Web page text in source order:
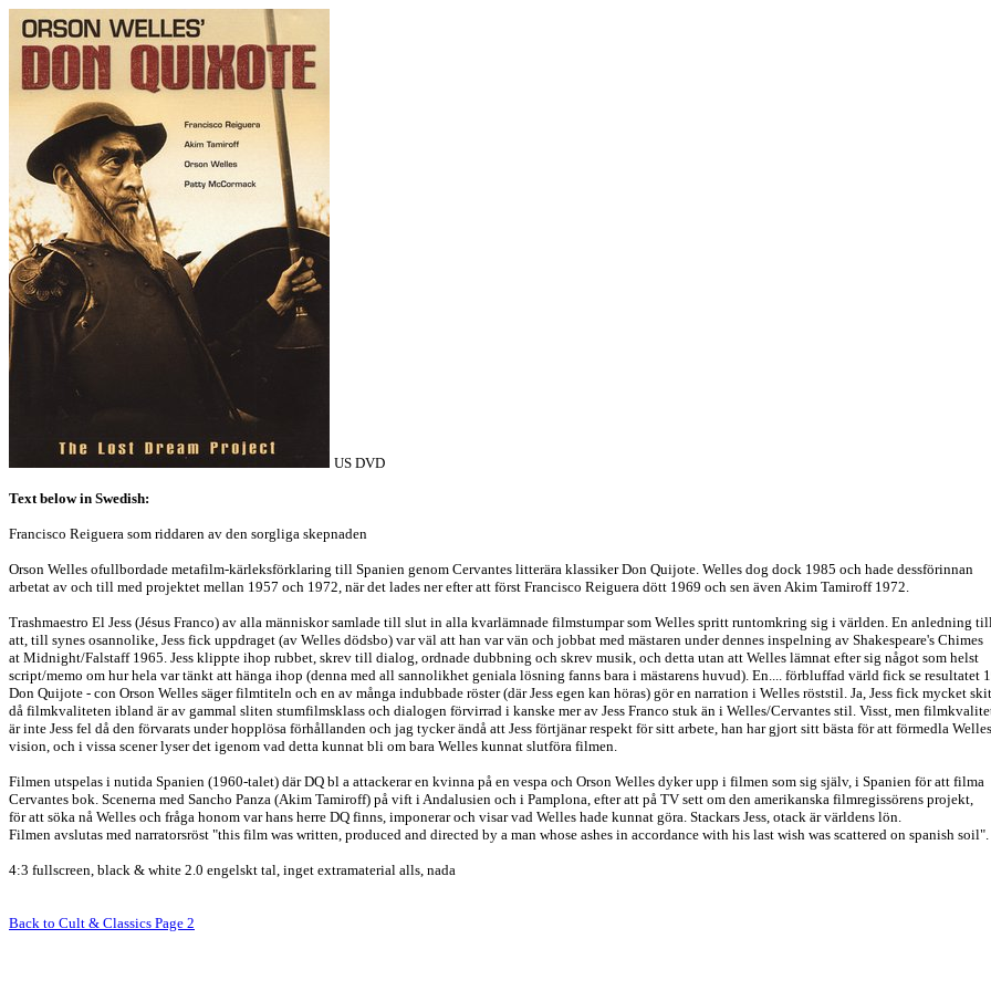
US DVD
Text below in Swedish:
Francisco Reiguera som riddaren av den sorgliga skepnaden
Orson Welles ofullbordade metafilm-kärleksförklaring till Spanien genom Cervantes litterära klassiker Don Quijote. Welles dog dock 1985 och hade dessförinnan
arbetat av och till med projektet mellan 1957 och 1972, när det lades ner efter att först Francisco Reiguera dött 1969 och sen även Akim Tamiroff 1972.
Trashmaestro El Jess (Jésus Franco) av alla människor samlade till slut in alla kvarlämnade filmstumpar som Welles spritt runtomkring sig i världen. En anledning
att, till synes osannolike, Jess fick uppdraget (av Welles dödsbo) var väl att han var vän och jobbat med mästaren under dennes inspelning av Shakespeare's Chimes
at Midnight/Falstaff 1965. Jess klippte ihop rubbet, skrev till dialog, ordnade dubbning och skrev musik, och detta utan att Welles lämnat efter sig något som helst
script/memo om hur hela var tänkt att hänga ihop (denna med all sannolikhet geniala lösning fanns bara i mästarens huvud). En.... förbluffad värld fick se resultatet
Don Quijote - con Orson Welles säger filmtiteln och en av många indubbade röster (där Jess egen kan höras) gör en narration i Welles röststil. Ja, Jess fick mycket skit
då filmkvaliteten ibland är av gammal sliten stumfilmsklass och dialogen förvirrad i kanske mer av Jess Franco stuk än i Welles/Cervantes stil. Visst, men
är inte Jess fel då den förvarats under hopplösa förhållanden och jag tycker ändå att Jess förtjänar respekt för sitt arbete, han har gjort sitt bästa för att förmedla Welles
vision, och i vissa scener lyser det igenom vad detta kunnat bli om bara Welles kunnat slutföra filmen.
Filmen utspelas i nutida Spanien (1960-talet) där DQ bl a attackerar en kvinna på en vespa och Orson Welles dyker upp i filmen som sig själv, i Spanien för att filma
Cervantes bok. Scenerna med Sancho Panza (Akim Tamiroff) på vift i Andalusien och i Pamplona, efter att på TV sett om den amerikanska filmregissörens projekt,
för att söka nå Welles och fråga honom var hans herre DQ finns, imponerar och visar vad Welles hade kunnat göra. Stackars Jess, otack är världens lön.
Filmen avslutas med narratorsröst "this film was written, produced and directed by a man whose ashes in accordance with his last wish was scattered on spanish soil".
4:3 fullscreen, black & white 2.0 engelskt tal, inget extramaterial alls, nada
Back to Cult & Classics Page 2